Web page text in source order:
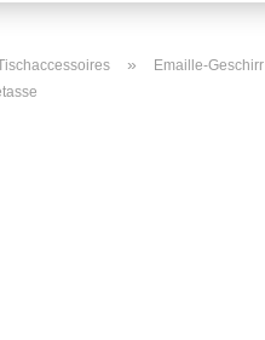
» Emaille-Geschirr